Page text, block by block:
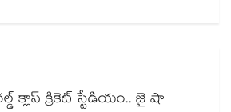
క్లాస్ క్రికెట్ స్టేడియం.. జై షా